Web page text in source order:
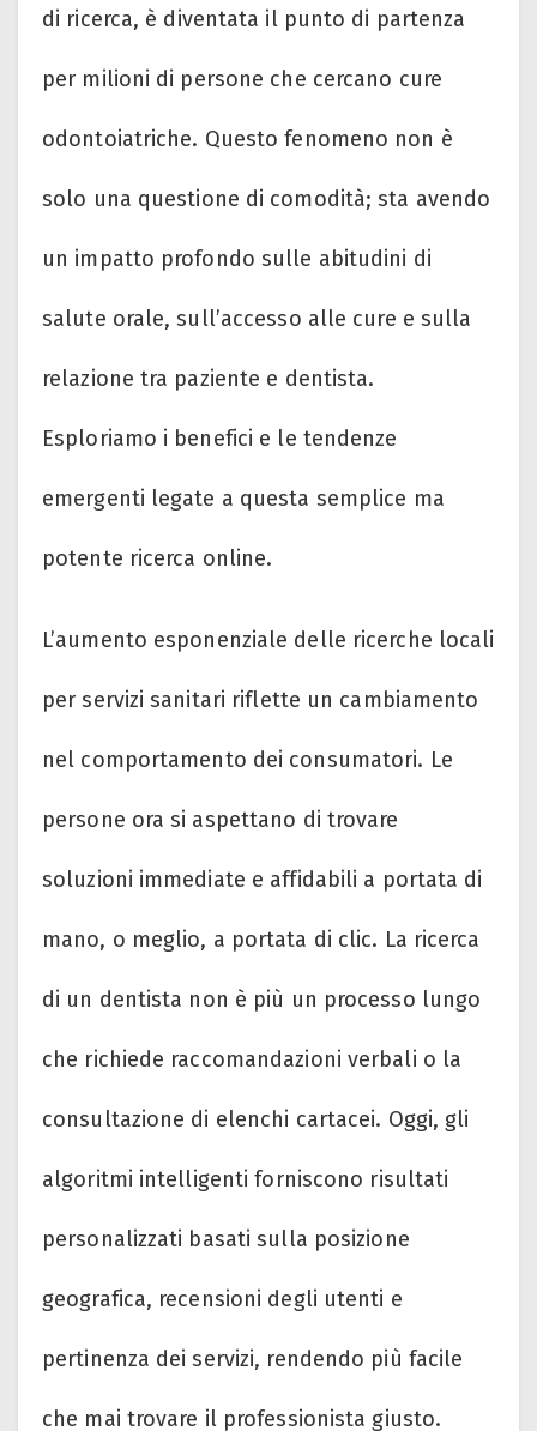
di ricerca, è diventata il punto di partenza
per milioni di persone che cercano cure
odontoiatriche. Questo fenomeno non è
solo una questione di comodità; sta avendo
un impatto profondo sulle abitudini di
salute orale, sull’accesso alle cure e sulla
relazione tra paziente e dentista.
Esploriamo i benefici e le tendenze
emergenti legate a questa semplice ma
potente ricerca online.
L’aumento esponenziale delle ricerche locali
per servizi sanitari riflette un cambiamento
nel comportamento dei consumatori. Le
persone ora si aspettano di trovare
soluzioni immediate e affidabili a portata di
mano, o meglio, a portata di clic. La ricerca
di un dentista non è più un processo lungo
che richiede raccomandazioni verbali o la
consultazione di elenchi cartacei. Oggi, gli
algoritmi intelligenti forniscono risultati
personalizzati basati sulla posizione
geografica, recensioni degli utenti e
pertinenza dei servizi, rendendo più facile
che mai trovare il professionista giusto.